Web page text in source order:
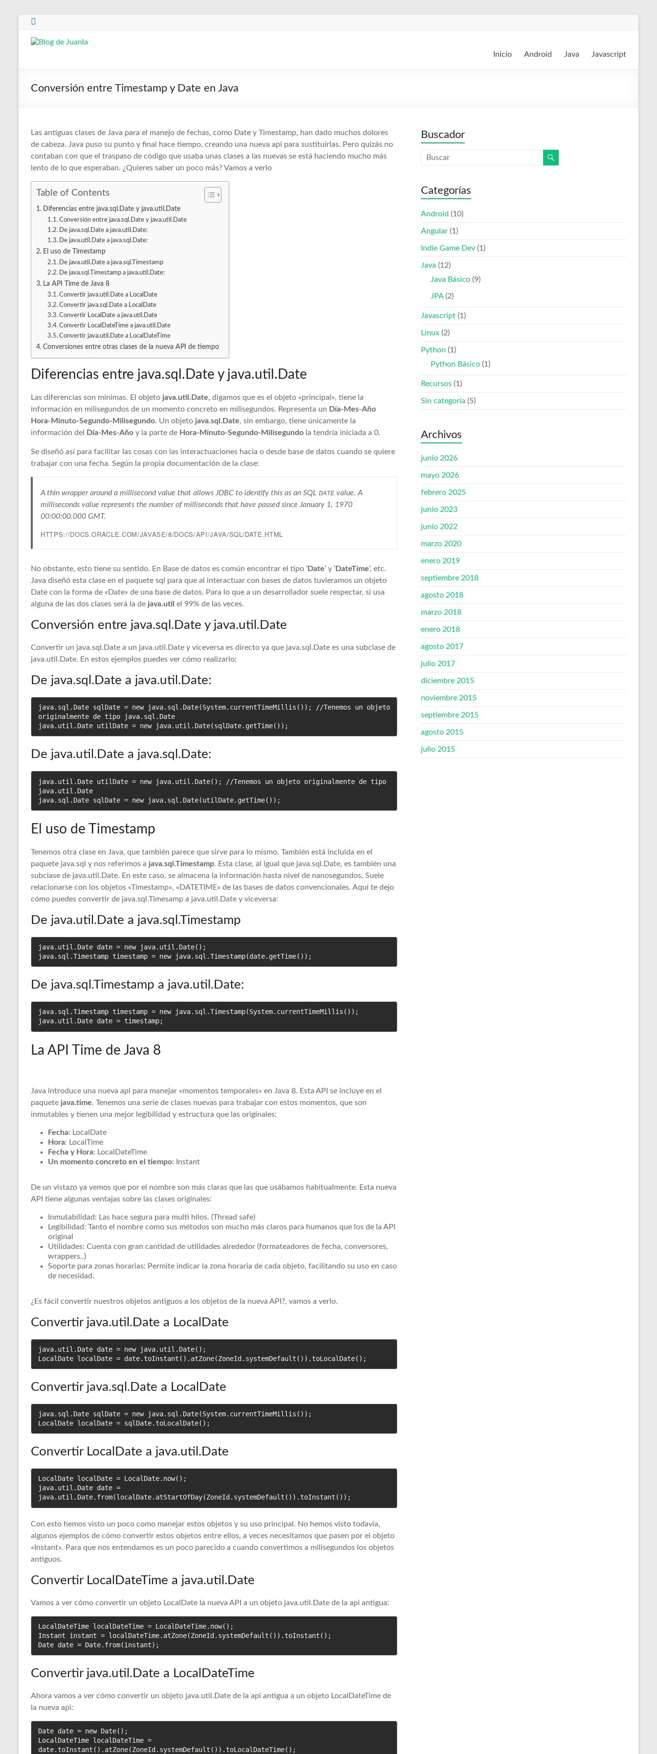
Saltar
contenido
Blog
Juanla
Inicio Android Java Javascript
Conversión entre Timestamp y Date en Java
Las antiguas clases de Java para el manejo de fechas, como Date y Timestamp, han dado muchos dolores
de cabeza. Java puso su punto y final hace tiempo, creando una nueva api para sustituirlas. Pero quizás no
contaban con que el traspaso de código que usaba unas clases a las nuevas se está haciendo mucho más
lento de lo que esperaban. ¿Quieres saber un poco más? Vamos a verlo
Table of Contents
Diferencias entre java.sql.Date y java.util.Date
Conversión entre java.sql.Date y java.util.Date
De java.sql.Date a java.util.Date:
De java.util.Date a java.sql.Date:
El uso de Timestamp
De java.util.Date a java.sql.Timestamp
De java.sql.Timestamp a java.util.Date:
La API Time de Java 8
Convertir java.util.Date a LocalDate
Convertir java.sql.Date a LocalDate
Convertir LocalDate a java.util.Date
Convertir LocalDateTime a java.util.Date
Convertir java.util.Date a LocalDateTime
Conversiones entre otras clases de la nueva API de tiempo
Diferencias entre java.sql.Date y java.util.Date
Las diferencias son mínimas. El objeto java.util.Date, digamos que es el objeto «principal», tiene la
información en milisegundos de un momento concreto en milisegundos. Representa un Día-Mes-Año
Hora-Minuto-Segundo-Milisegundo. Un objeto java.sql.Date, sin embargo, tiene únicamente la
información del
Día-Mes-Año y la parte de Hora-Minuto-Segundo-Milisegundo la tendría iniciada a 0.
Se diseñó así para facilitar las cosas con las interactuaciones hacia o desde base de datos cuando se quiere
trabajar con una fecha. Según la propia documentación de la clase:
A thin wrapper around a millisecond value that allows JDBC to identify this as an SQL DATEvalue. A
milliseconds value represents the number of milliseconds that have passed since January 1, 1970
00:00:00.000 GMT.
HTTPS://DOCS.ORACLE.COM/JAVASE/8/DOCS/API/JAVA/SQL/DATE.HTML
No obstante, esto tiene su sentido. En Base de datos es común encontrar el tipo ‘Date‘ y ‘DateTime‘, etc.
Java diseñó esta clase en el paquete sql para que al interactuar con bases de datos tuvieramos un objeto
Date con la forma de «Date» de una base de datos. Para lo que a un desarrollador suele respectar, si usa
alguna de las dos clases será la de java.util el 99% de las veces.
Conversión entre java.sql.Date y java.util.Date
Convertir un java.sql.Date a un java.util.Date y viceversa es directo ya que java.sql.Date es una subclase de
java.util.Date. En estos ejemplos puedes ver cómo realizarlo:
De java.sql.Date a java.util.Date:
java.sql.Date sqlDate = new java.sql.Date(System.currentTimeMillis()); //Tenemos un objeto
originalmente de tipo java.sql.Date
java.util.Date utilDate = new java.util.Date(sqlDate.getTime());
De java.util.Date a java.sql.Date:
java.util.Date utilDate = new java.util.Date(); //Tenemos un objeto originalmente de tipo
java.util.Date
java.sql.Date sqlDate = new java.sql.Date(utilDate.getTime());
El uso de Timestamp
Tenemos otra clase en Java, que también parece que sirve para lo mismo. También está incluida en el
paquete java.sql y nos referimos a java.sql.Timestamp. Esta clase, al igual que java.sql.Date, es también una
subclase de java.util.Date. En este caso, se almacena la información hasta nivel de nanosegundos. Suele
relacionarse con los objetos «Timestamp», «DATETIME» de las bases de datos convencionales. Aquí te dejo
cómo puedes convertir de java.sql.Timesamp a java.util.Date y viceversa:
De java.util.Date a java.sql.Timestamp
java.util.Date date = new java.util.Date();
java.sql.Timestamp timestamp = new java.sql.Timestamp(date.getTime());
De java.sql.Timestamp a java.util.Date:
java.sql.Timestamp timestamp = new java.sql.Timestamp(System.currentTimeMillis());
java.util.Date date = timestamp;
La API Time de Java 8
Java introduce una nueva api para manejar «momentos temporales» en Java 8. Esta API se incluye en el
paquete java.time. Tenemos una serie de clases nuevas para trabajar con estos momentos, que son
inmutables y tienen una mejor legibilidad y estructura que las originales:
Fecha: LocalDate
Hora: LocalTime
Fecha y Hora: LocalDateTime
Un momento concreto en el tiempo: Instant
De un vistazo ya vemos que por el nombre son más claras que las que usábamos habitualmente. Esta nueva
API tiene algunas ventajas sobre las clases originales:
Inmutabilidad: Las hace segura para multi hilos. (Thread safe)
Legibilidad: Tanto el nombre como sus métodos son mucho más claros para humanos que los de la API
original
Utilidades: Cuenta con gran cantidad de utilidades alrededor (formateadores de fecha, conversores,
wrappers..)
Soporte para zonas horarias: Permite indicar la zona horaria de cada objeto, facilitando su uso en caso
de necesidad.
¿Es fácil convertir nuestros objetos antiguos a los objetos de la nueva API?, vamos a verlo.
Convertir java.util.Date a LocalDate
java.util.Date date = new java.util.Date();
LocalDate localDate = date.toInstant().atZone(ZoneId.systemDefault()).toLocalDate();
Convertir java.sql.Date a LocalDate
java.sql.Date sqlDate = new java.sql.Date(System.currentTimeMillis());
LocalDate localDate = sqlDate.toLocalDate();
Convertir LocalDate a java.util.Date
LocalDate localDate = LocalDate.now();
java.util.Date date =
java.util.Date.from(localDate.atStartOfDay(ZoneId.systemDefault()).toInstant());
Con esto hemos visto un poco como manejar estos objetos y su uso principal. No hemos visto todavía,
algunos ejemplos de cómo convertir estos objetos entre ellos, a veces necesitamos que pasen por el objeto
«Instant». Para que nos entendamos es un poco parecido a cuando convertimos a milisegundos los objetos
antiguos.
Convertir LocalDateTime a java.util.Date
Vamos a ver cómo convertir un objeto LocalDate la nueva API a un objeto java.util.Date de la api antigua:
LocalDateTime localDateTime = LocalDateTime.now();
Instant instant = localDateTime.atZone(ZoneId.systemDefault()).toInstant();
Date date = Date.from(instant);
Convertir java.util.Date a LocalDateTime
Ahora vamos a ver cómo convertir un objeto java.util.Date de la api antigua a un objeto LocalDateTime de
la nueva api:
Date date = new Date();
LocalDateTime localDateTime =
date.toInstant().atZone(ZoneId.systemDefault()).toLocalDateTime();
Buscador
Categorías
Android (10)
Angular (1)
Indie Game Dev (1)
Java (12)
Java Básico (9)
JPA(2)
Javascript (1)
Linux (2)
Python (1)
Python Básico (1)
Recursos (1)
Sin categoría (5)
Archivos
junio 2026
mayo 2026
febrero 2025
junio 2023
junio 2022
marzo 2020
enero 2019
septiembre 2018
agosto 2018
marzo 2018
enero 2018
agosto 2017
julio 2017
diciembre 2015
noviembre 2015
septiembre 2015
agosto 2015
julio 2015